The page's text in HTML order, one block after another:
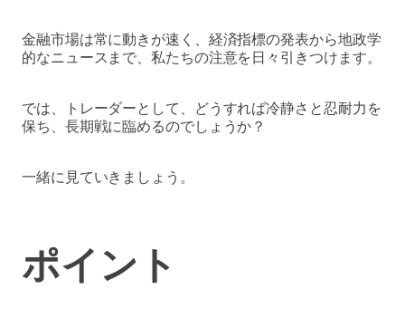
金融市場は常に動きが速く、経済指標の発表から地政学
的なニュースまで、私たちの注意を日々引きつけます。
では、トレーダーとして、どうすれば冷静さと忍耐力を
保ち、長期戦に臨めるのでしょうか？
一緒に見ていきましょう。
ポイント